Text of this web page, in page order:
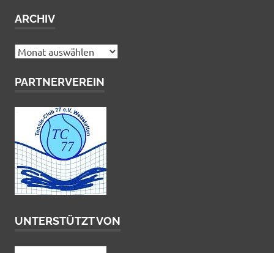
ARCHIV
Archiv
PARTNERVEREIN
UNTERSTÜTZT VON